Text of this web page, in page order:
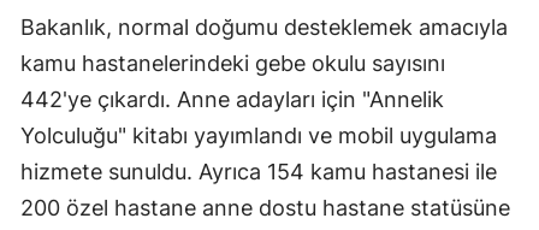
Bakanlık, normal doğumu desteklemek amacıyla
kamu hastanelerindeki gebe okulu sayısını
442'ye çıkardı. Anne adayları için "Annelik
Yolculuğu" kitabı yayımlandı ve mobil uygulama
hizmete sunuldu. Ayrıca 154 kamu hastanesi ile
200 özel hastane anne dostu hastane statüsüne